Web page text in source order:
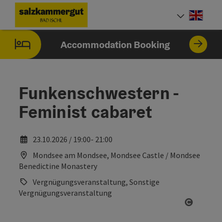
Accesskey
[0]
Accesskey
[1]
Accesskey
[2]
Accesskey
[7]
Accommodation Booking
Funkenschwestern -
Feminist cabaret
23.10.2026 / 19:00- 21:00
Mondsee am Mondsee, Mondsee Castle / Mondsee
Benedictine Monastery
Vergnügungsveranstaltung, Sonstige
Vergnügungsveranstaltung